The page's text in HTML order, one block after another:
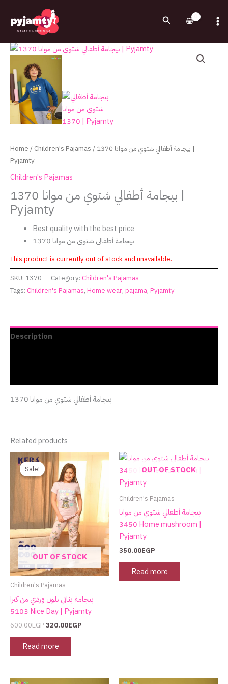
content
Search
Home/Children's Pajamas/ بيجامة أطفالي شتوي من موانا 1370 |
Pyjamty
Children's Pajamas
بيجامة أطفالي شتوي من موانا 1370 |
Pyjamty
Best quality with the best price
بيجامة أطفالي شتوي من موانا 1370
This product is currently out of stock and unavailable.
SKU: 1370 Category: Children's Pajamas
Tags: Children's Pajamas, Home wear, pajama, Pyjamty
Description
بيجامة أطفالي شتوي من موانا 1370
Related products
Sale!
OUT OF STOCK
Sale!
Children's Pajamas
بيجامة بناتي بلون وردي من كيرا
5103 Nice Day | Pyjamty
600.00EGP
Original
price
was:
600.00EGP.
320.00EGP
price
320.00EGP.
Read more
OUT OF STOCK
Children's Pajamas
بيجامة أطفالي شتوي من موانا
3450 Home mushroom |
Pyjamty
350.00EGP
Read more